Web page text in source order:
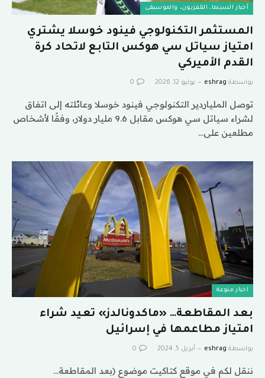
أخبار السينما، التلفزيون، والموسيقى
المستثمر التكنولوجي فينود خوسلا يشتري
امتياز سياتل سي هوكس التابع لاتحاد كرة
القدم الأميركي
بواسطة eshrag يوليو 12, 2026 0
توصل الملياردير التكنولوجي فينود خوسلا وعائلته إلى اتفاق
لشراء سياتل سي هوكس مقابل 9.6 مليار دولار، وفقًا لأشخاص
مطلعين على…
اخبار منوعة
بعد المقاطعة… «ماكدونالدز» تعيد شراء
امتياز مطاعمها في إسرائيل
بواسطة eshrag أبريل 5, 2024 0
ننقل لكم في موقع كتاكيت موضوع (بعد المقاطعة…